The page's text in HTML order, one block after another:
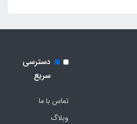
دسترسی
سریع
تماس با ما
وبلاگ